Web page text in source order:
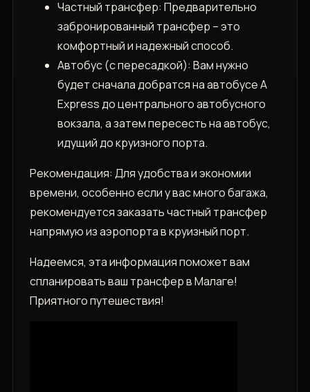
Частный трансфер: Предварительно
забронированный трансфер – это
комфортный и надежный способ.
Автобус (с пересадкой): Вам нужно
будет сначала добратся на автобусе A
Express до центрального автобусного
вокзала, а затем пересесть на автобус,
идущий до круизного порта.
Рекомендация: Для удобства и экономии
времени, особенно если у вас много багажа,
рекомендуется заказать частный трансфер
напрямую из аэропорта в круизный порт.
Надеемся, эта информация поможет вам
спланировать ваш трансфер в Малаге!
Приятного путешествия!